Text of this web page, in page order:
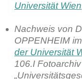
Universität Wien
Nachweis von
OPPENHEIM im
der Universität
106.I Fotoarchiv